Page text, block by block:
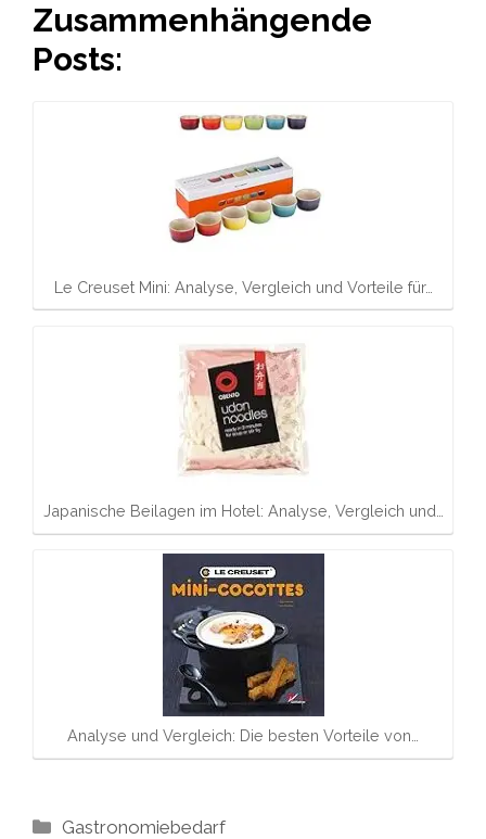
Zusammenhängende
Posts:
Le Creuset Mini: Analyse, Vergleich und Vorteile für…
Japanische Beilagen im Hotel: Analyse, Vergleich und…
Analyse und Vergleich: Die besten Vorteile von…
Kategorien
Gastronomiebedarf